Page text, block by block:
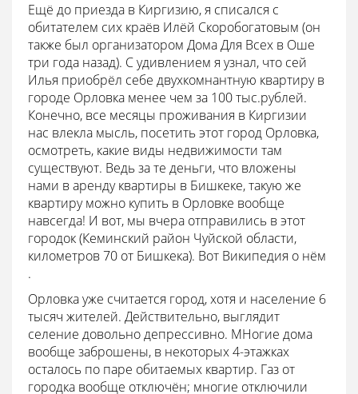
Ещё до приезда в Киргизию, я списался с
обитателем сих краёв Илёй Скоробогатовым (он
также был организатором Дома Для Всех в Оше
три года назад). С удивлением я узнал, что сей
Илья приобрёл себе двухкомнантную квартиру в
городе Орловка менее чем за 100 тыс.рублей.
Конечно, все месяцы проживания в Киргизии
нас влекла мысль, посетить этот город Орловка,
осмотреть, какие виды недвижимости там
существуют. Ведь за те деньги, что вложены
нами в аренду квартиры в Бишкеке, такую же
квартиру можно купить в Орловке вообще
навсегда! И вот, мы вчера отправились в этот
городок (Кеминский район Чуйской области,
километров 70 от Бишкека). Вот Википедия о нём
.
Орловка уже считается город, хотя и население 6
тысяч жителей. Действительно, выглядит
селение довольно депрессивно. МНогие дома
вообще заброшены, в некоторых 4-этажках
осталось по паре обитаемых квартир. Газ от
городка вообще отключён; многие отключили